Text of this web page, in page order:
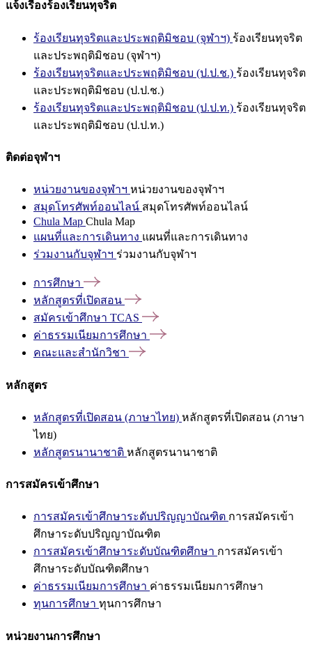
แจ้งเรื่องร้องเรียนทุจริต
ร้องเรียนทุจริตและประพฤติมิชอบ (จุฬาฯ) ร้องเรียนทุจริต
และประพฤติมิชอบ (จุฬาฯ)
ร้องเรียนทุจริตและประพฤติมิชอบ (ป.ป.ช.) ร้องเรียนทุจริต
และประพฤติมิชอบ (ป.ป.ช.)
ร้องเรียนทุจริตและประพฤติมิชอบ (ป.ป.ท.) ร้องเรียนทุจริต
และประพฤติมิชอบ (ป.ป.ท.)
ติดต่อจุฬาฯ
หน่วยงานของจุฬาฯ หน่วยงานของจุฬาฯ
สมุดโทรศัพท์ออนไลน์ สมุดโทรศัพท์ออนไลน์
Chula Map Chula Map
แผนที่และการเดินทาง แผนที่และการเดินทาง
ร่วมงานกับจุฬาฯ ร่วมงานกับจุฬาฯ
การศึกษา
หลักสูตรที่เปิดสอน
สมัครเข้าศึกษา TCAS
ค่าธรรมเนียมการศึกษา
คณะและสำนักวิชา
หลักสูตร
หลักสูตรที่เปิดสอน (ภาษาไทย) หลักสูตรที่เปิดสอน (ภาษา
ไทย)
หลักสูตรนานาชาติ หลักสูตรนานาชาติ
การสมัครเข้าศึกษา
การสมัครเข้าศึกษาระดับปริญญาบัณฑิต การสมัครเข้า
ศึกษาระดับปริญญาบัณฑิต
การสมัครเข้าศึกษาระดับบัณฑิตศึกษา การสมัครเข้า
ศึกษาระดับบัณฑิตศึกษา
ค่าธรรมเนียมการศึกษา ค่าธรรมเนียมการศึกษา
ทุนการศึกษา ทุนการศึกษา
หน่วยงานการศึกษา